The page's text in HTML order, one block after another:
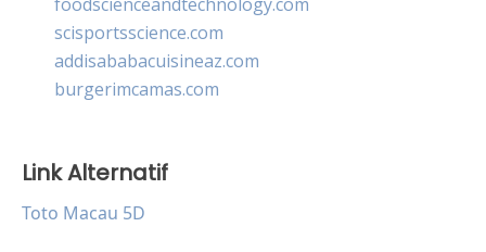
scisportsscience.com
addisababacuisineaz.com
burgerimcamas.com
Link Alternatif
Toto Macau 5D